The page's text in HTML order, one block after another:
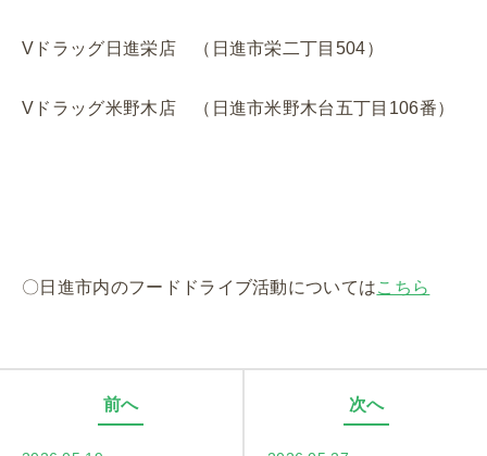
Vドラッグ日進栄店 （日進市栄二丁目504）
Vドラッグ米野木店 （日進市米野木台五丁目106番）
〇日進市内のフードドライブ活動についてはこちら
前へ 次へ